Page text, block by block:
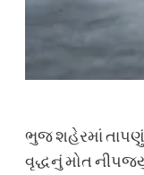
ભુજ શહેરમાં તાપણું
વૃદ્ધનું મોત